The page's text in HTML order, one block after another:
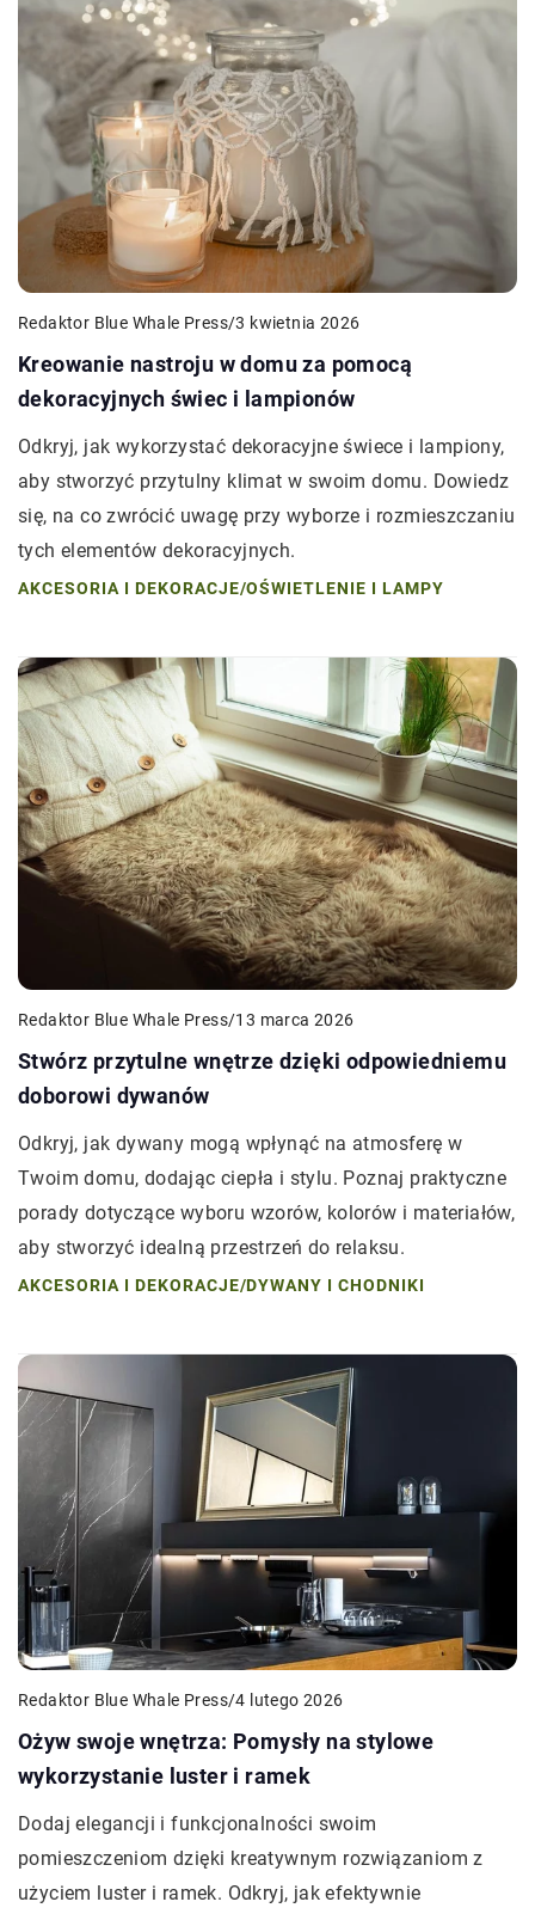
Redaktor Blue Whale Press/3 kwietnia 2026
Kreowanie nastroju w domu za pomocą
dekoracyjnych świec i lampionów
Odkryj, jak wykorzystać dekoracyjne świece i lampiony,
aby stworzyć przytulny klimat w swoim domu. Dowiedz
się, na co zwrócić uwagę przy wyborze i rozmieszczaniu
tych elementów dekoracyjnych.
AKCESORIA I DEKORACJE/OŚWIETLENIE I LAMPY
Redaktor Blue Whale Press/13 marca 2026
Stwórz przytulne wnętrze dzięki odpowiedniemu
doborowi dywanów
Odkryj, jak dywany mogą wpłynąć na atmosferę w
Twoim domu, dodając ciepła i stylu. Poznaj praktyczne
porady dotyczące wyboru wzorów, kolorów i materiałów,
aby stworzyć idealną przestrzeń do relaksu.
AKCESORIA I DEKORACJE/DYWANY I CHODNIKI
Redaktor Blue Whale Press/4 lutego 2026
Ożyw swoje wnętrza: Pomysły na stylowe
wykorzystanie luster i ramek
Dodaj elegancji i funkcjonalności swoim
pomieszczeniom dzięki kreatywnym rozwiązaniom z
użyciem luster i ramek. Odkryj, jak efektywnie